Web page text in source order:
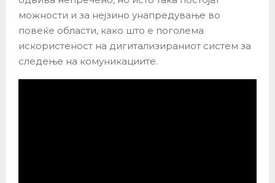
можности и за нејзино унапредување во
повеќе области, како што е поголема
искористеност на дигитализираниот систем за
следење на комуникациите.